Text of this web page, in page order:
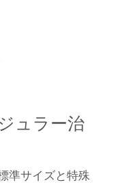
ュラー治
準サイズと特殊